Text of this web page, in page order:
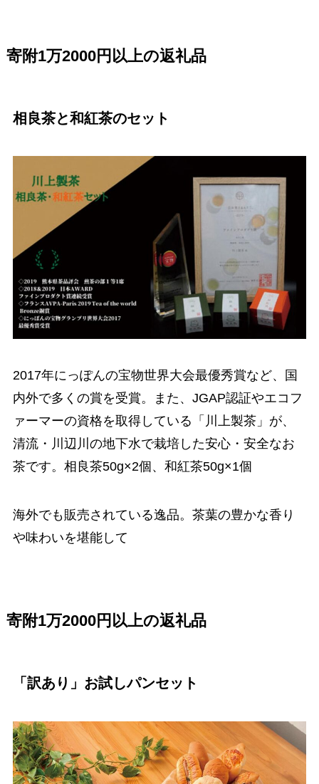
寄附1万2000円以上の返礼品
相良茶と和紅茶のセット
2017年にっぽんの宝物世界大会最優秀賞など、国
内外で多くの賞を受賞。また、JGAP認証やエコフ
ァーマーの資格を取得している「川上製茶」が、
清流・川辺川の地下水で栽培した安心・安全なお
茶です。相良茶50g×2個、和紅茶50g×1個
海外でも販売されている逸品。茶葉の豊かな香り
や味わいを堪能して
寄附1万2000円以上の返礼品
「訳あり」お試しパンセット